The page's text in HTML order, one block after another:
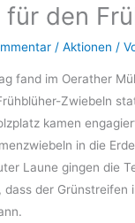
den
/Aktionen /
fand im Oerather
Zwiebeln
kamen
in die
Laune gingen die
dass der Grünstreifen